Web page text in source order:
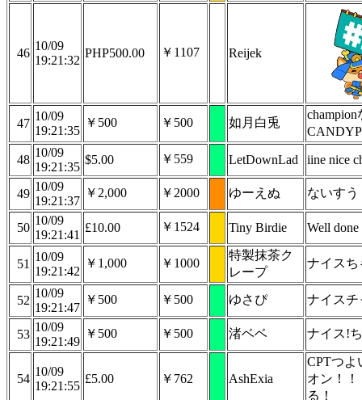
46
10/09
19:21:32
PHP500.00 ￥1107 Reijek
47
10/09
19:21:35
￥500 ￥500 如月白兎
48
10/09
19:21:35
$5.00 ￥559 LetDownLad iine nice
49
10/09
19:21:37
￥2,000 ￥2000 ゆーえぬ ないす
50
10/09
19:21:41
£10.00 ￥1524 Tiny Birdie Well
51
10/09
19:21:42
￥1,000 ￥1000
特製抹茶ク
レープ
ナイスち
52
10/09
19:21:47
￥500 ￥500 ゆさぴ ナイスチ
53
10/09
19:21:49
￥500 ￥500 渚ベベ ナイス!
54
10/09
19:21:55
£5.00 ￥762 AshExia
CPTつよ
オン！
る！